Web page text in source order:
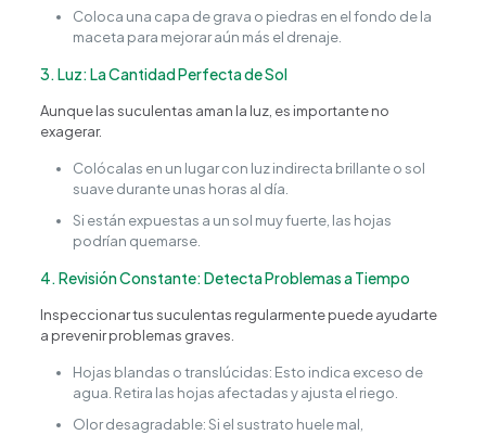
Coloca una capa de grava o piedras en el fondo de la
maceta para mejorar aún más el drenaje.
3. Luz: La Cantidad Perfecta de Sol
Aunque las suculentas aman la luz, es importante no
exagerar.
Colócalas en un lugar con luz indirecta brillante o sol
suave durante unas horas al día.
Si están expuestas a un sol muy fuerte, las hojas
podrían quemarse.
4. Revisión Constante: Detecta Problemas a Tiempo
Inspeccionar tus suculentas regularmente puede ayudarte
a prevenir problemas graves.
Hojas blandas o translúcidas: Esto indica exceso de
agua. Retira las hojas afectadas y ajusta el riego.
Olor desagradable: Si el sustrato huele mal,
¿En qué podemos ayudarte?